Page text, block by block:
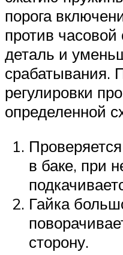
порога
против часовой
деталь и
срабатывания.
регулировки
определенной
в баке, при
Гайка
сторону.